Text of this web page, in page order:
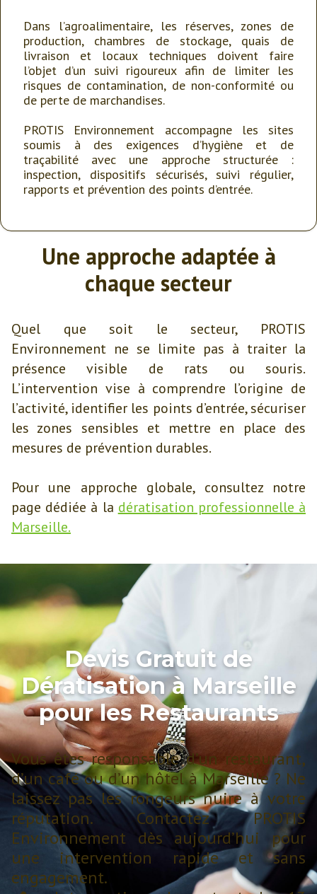
Dans l’agroalimentaire, les réserves, zones de
production, chambres de stockage, quais de
livraison et locaux techniques doivent faire
l’objet d’un suivi rigoureux afin de limiter les
risques de contamination, de non-conformité ou
de perte de marchandises.
PROTIS Environnement accompagne les sites
soumis à des exigences d’hygiène et de
traçabilité avec une approche structurée :
inspection, dispositifs sécurisés, suivi régulier,
rapports et prévention des points d’entrée.
Une approche adaptée à
chaque secteur
Quel que soit le secteur, PROTIS
Environnement ne se limite pas à traiter la
présence visible de rats ou souris.
L’intervention vise à comprendre l’origine de
l’activité, identifier les points d’entrée, sécuriser
les zones sensibles et mettre en place des
mesures de prévention durables.
Pour une approche globale, consultez notre
page dédiée à la dératisation professionnelle à
Marseille.
Devis Gratuit de
Dératisation à Marseille
pour les Restaurants
Vous êtes responsable d’un restaurant,
d’un café ou d’un hôtel à Marseille ? Ne
laissez pas les rongeurs nuire à votre
réputation. Contactez PROTIS
Environnement dès aujourd’hui pour
une intervention rapide et sans
engagement.